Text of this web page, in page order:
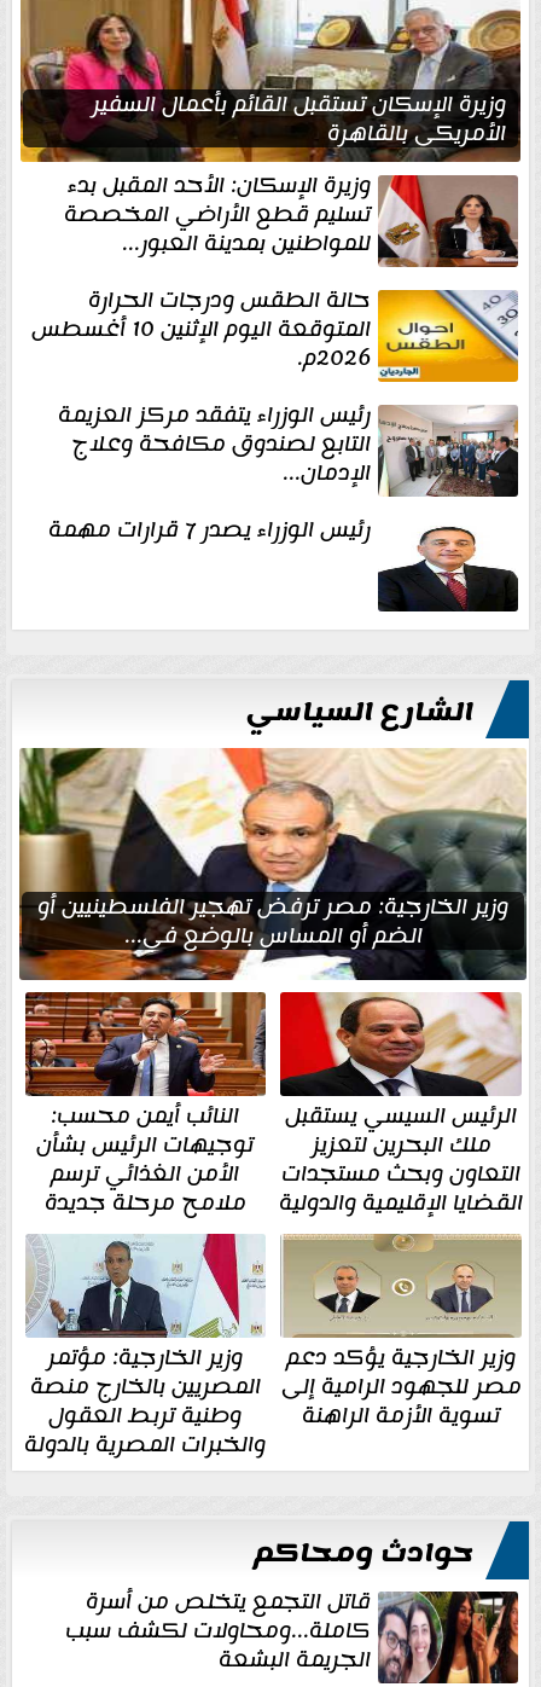
وزيرة الإسكان تستقبل القائم بأعمال السفير
الأمريكي بالقاهرة
وزيرة الإسكان: الأحد المقبل بدء
تسليم قطع الأراضي المخصصة
للمواطنين بمدينة العبور...
حالة الطقس ودرجات الحرارة
المتوقعة اليوم الإثنين 10 أغسطس
2026م.
رئيس الوزراء يتفقد مركز العزيمة
التابع لصندوق مكافحة وعلاج
الإدمان...
رئيس الوزراء يصدر 7 قرارات مهمة
الشارع السياسي
وزير الخارجية: مصر ترفض تهجير الفلسطينيين أو
الضم أو المساس بالوضع في...
الرئيس السيسي يستقبل
ملك البحرين لتعزيز
التعاون وبحث مستجدات
القضايا الإقليمية والدولية
النائب أيمن محسب:
توجيهات الرئيس بشأن
الأمن الغذائي ترسم
ملامح مرحلة جديدة
وزير الخارجية يؤكد دعم
مصر للجهود الرامية إلى
تسوية الأزمة الراهنة
وزير الخارجية: مؤتمر
المصريين بالخارج منصة
وطنية تربط العقول
والخبرات المصرية بالدولة
حوادث ومحاكم
قاتل التجمع يتخلص من أسرة
كاملة...ومحاولات لكشف سبب
الجريمة البشعة